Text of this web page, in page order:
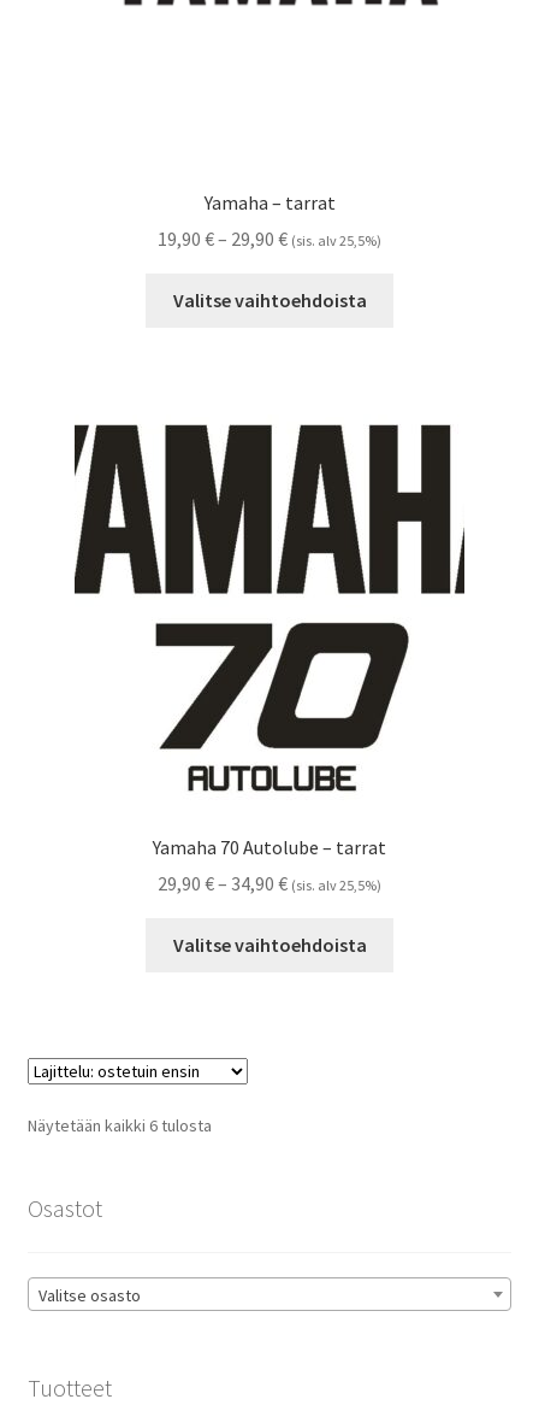
Yamaha – tarrat
19,90 €– 29,90 €Hintaluokka:
-
(sis. alv 25,5%)
Valitse vaihtoehdoista
valinnat
tuotteen
Yamaha 70 Autolube – tarrat
29,90 €– 34,90 €Hintaluokka:
-
(sis. alv 25,5%)
Valitse vaihtoehdoista
Näytetään kaikki 6 tulostaSuosituimmat
Osastot
Valitse osasto
Tuotteet